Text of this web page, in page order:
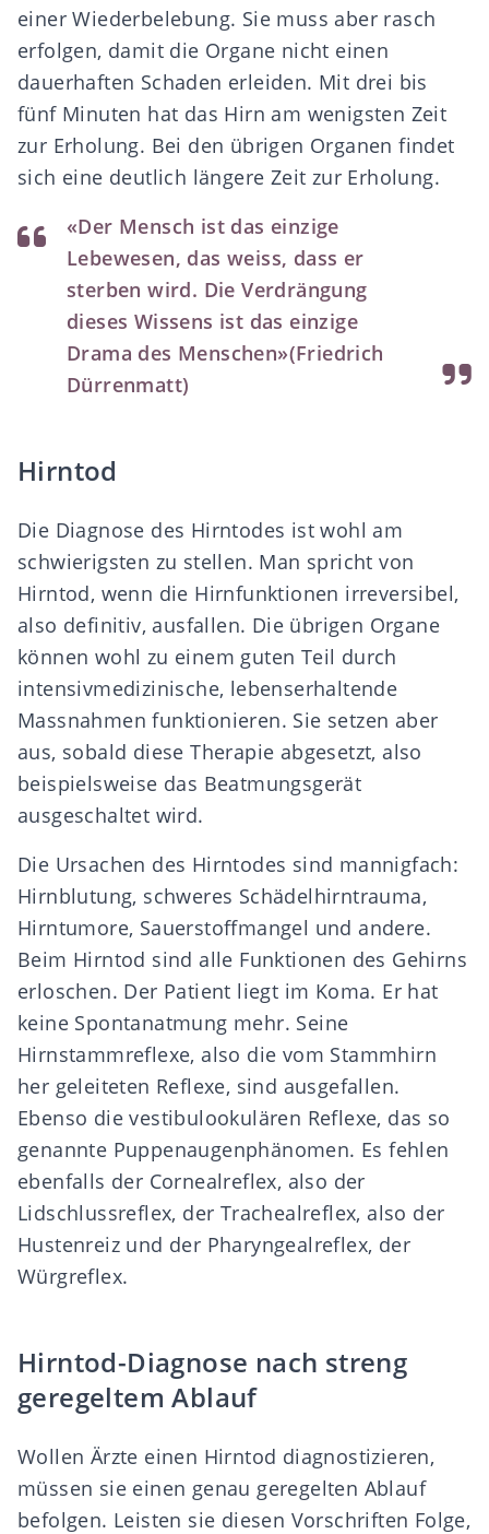
einer Wiederbelebung. Sie muss aber rasch
erfolgen, damit die Organe nicht einen
dauerhaften Schaden erleiden. Mit drei bis
fünf Minuten hat das Hirn am wenigsten Zeit
zur Erholung. Bei den übrigen Organen findet
sich eine deutlich längere Zeit zur Erholung.
«Der Mensch ist das einzige
Lebewesen, das weiss, dass er
sterben wird. Die Verdrängung
dieses Wissens ist das einzige
Drama des Menschen»(Friedrich
Dürrenmatt)
Hirntod
Die Diagnose des Hirntodes ist wohl am
schwierigsten zu stellen. Man spricht von
Hirntod, wenn die Hirnfunktionen irreversibel,
also definitiv, ausfallen. Die übrigen Organe
können wohl zu einem guten Teil durch
intensivmedizinische, lebenserhaltende
Massnahmen funktionieren. Sie setzen aber
aus, sobald diese Therapie abgesetzt, also
beispielsweise das Beatmungsgerät
ausgeschaltet wird.
Die Ursachen des Hirntodes sind mannigfach:
Hirnblutung, schweres Schädelhirntrauma,
Hirntumore, Sauerstoffmangel und andere.
Beim Hirntod sind alle Funktionen des Gehirns
erloschen. Der Patient liegt im Koma. Er hat
keine Spontanatmung mehr. Seine
Hirnstammreflexe, also die vom Stammhirn
her geleiteten Reflexe, sind ausgefallen.
Ebenso die vestibulookulären Reflexe, das so
genannte Puppenaugenphänomen. Es fehlen
ebenfalls der Cornealreflex, also der
Lidschlussreflex, der Trachealreflex, also der
Hustenreiz und der Pharyngealreflex, der
Würgreflex.
Hirntod-Diagnose nach streng
geregeltem Ablauf
Wollen Ärzte einen Hirntod diagnostizieren,
müssen sie einen genau geregelten Ablauf
befolgen. Leisten sie diesen Vorschriften Folge,